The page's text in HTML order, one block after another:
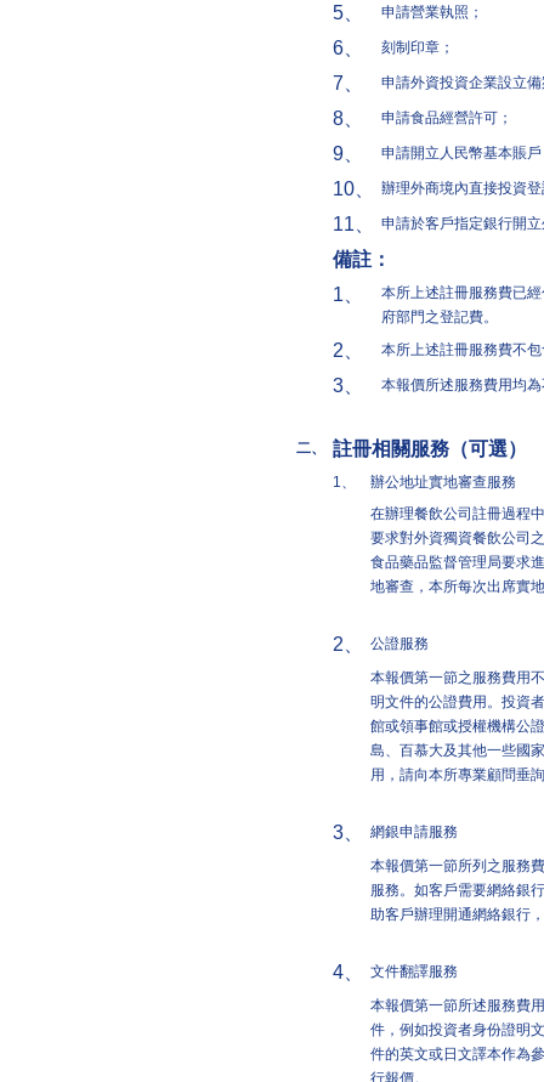
5、 申請營業執照；
6、 刻制印章；
7、 申請外資投資企業設立
8、 申請食品經營許可；
9、 申請開立人民幣基本賬
10、 辦理外商境內直接投資
11、 申請於客戶指定銀行開
備註：
1、
本所上述註冊服務費已
府部門之登記費。
2、 本所上述註冊服務費不
3、 本報價所述服務費用均
二、 註冊相關服務（可選）
1、
辦公地址實地審查服務
在辦理餐飲公司註冊過程
要求對外資獨資餐飲公司
食品藥品監督管理局要求
地審查，本所每次出席實
2、
公證服務
本報價第一節之服務費用
明文件的公證費用。投資
館或領事館或授權機構公
島、百慕大及其他一些國
用，請向本所專業顧問垂
3、
網銀申請服務
本報價第一節所列之服務
服務。如客戶需要網絡銀
助客戶辦理開通網絡銀行
4、
文件翻譯服務
本報價第一節所述服務費
件，例如投資者身份證明
件的英文或日文譯本作為
行報價。